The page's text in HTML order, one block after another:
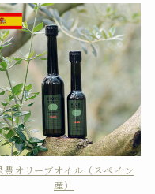
豊オリーブオイル（スペイン
産）